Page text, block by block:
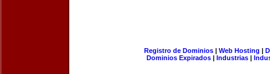
Registro de Dominios| Web Hosting |
Dominios Expirados | Industrias |